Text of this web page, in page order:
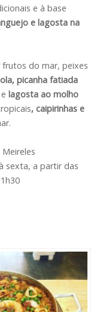
e à base
e lagosta na
do mar, peixes
picanha fatiada
e lagosta ao molho
, caipirinhas e
sexta, a partir das